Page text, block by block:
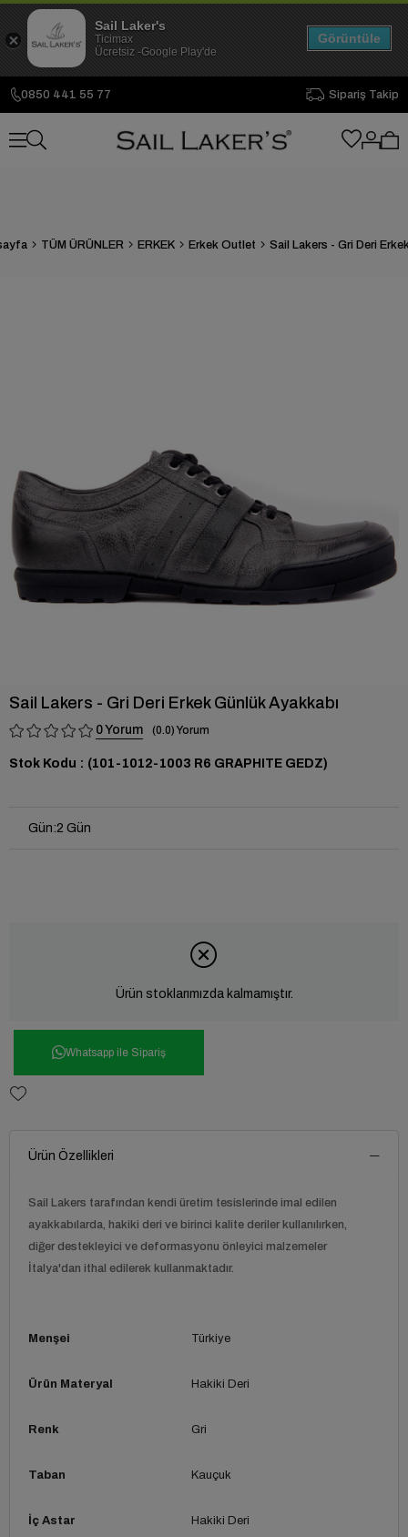
0850 441 55 77 Sipariş Takip
TÜM ÜRÜNLER ERKEK Erkek Outlet
Sail Lakers - Gri Deri Erkek Günlük Ayakkabı
0 0.0
Stok Kodu (101-1012-1003 R6 GRAPHITE GEDZ)
Gün:2 Gün
Ürün stoklarımızda kalmamıştır.
Whatsapp ile Sipariş
Ürün Özellikleri
Sail Lakers tarafından kendi üretim tesislerinde imal edilen
ayakkabılarda, hakiki deri ve birinci kalite deriler kullanılırken,
diğer destekleyici ve deformasyonu önleyici malzemeler
İtalya'dan ithal edilerek kullanmaktadır.
Menşei Türkiye
Ürün Materyal Hakiki Deri
Renk Gri
Taban Kauçuk
İç Astar Hakiki Deri
Sail Laker's
Ticimax
Ücretsiz -Google Play'de
Görüntüle